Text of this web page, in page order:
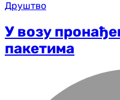
Друштво
У возу
пакетима